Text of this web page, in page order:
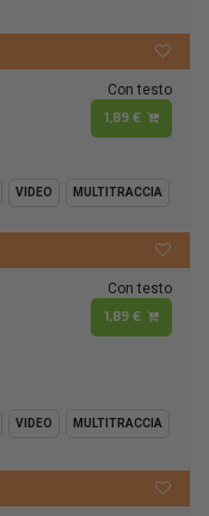
Con testo
1,89 €
VIDEO MULTITRACCIA
Con testo
1,89 €
VIDEO MULTITRACCIA